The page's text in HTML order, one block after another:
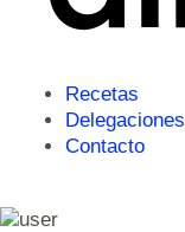
Recetas
Delegaciones
Contacto